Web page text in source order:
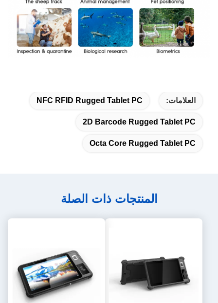
العلامات: NFC RFID Rugged Tablet PC
2D Barcode Rugged Tablet PC
Octa Core Rugged Tablet PC
المنتجات ذات الصلة